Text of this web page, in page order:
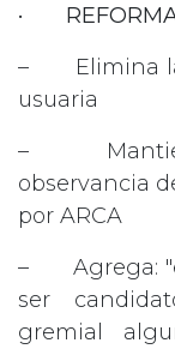
•
– Elimina la
usuaria
–
observancia
por ARCA
– Agrega:
ser
gremial